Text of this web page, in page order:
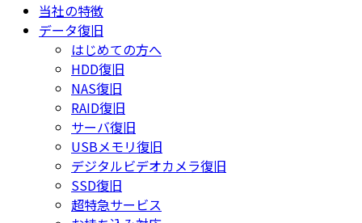
当社の特徴
データ復旧
はじめての方へ
HDD復旧
NAS復旧
RAID復旧
サーバ復旧
USBメモリ復旧
デジタルビデオカメラ復旧
SSD復旧
超特急サービス